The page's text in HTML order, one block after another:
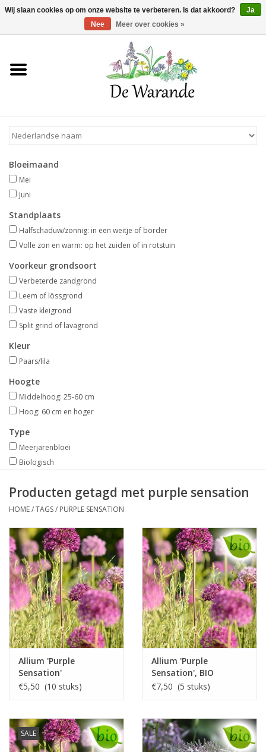
Winkelwagen >0 Artikelen - €0,00
Home
Voorjaarsbloeiers
Zomerbloeiers
Herfstbloeiers
Schaduwplanten
Aanbiedingen
Bodemverbetering
Overige producten
Onze tuinen!
Sterke Bollen Dagen
Bloeimaand
Mei
Juni
Standplaats
Halfschaduw/zonnig: in een weitje of border
Volle zon en warm: op het zuiden of in rotstuin
Voorkeur grondsoort
Verbeterde zandgrond
Leem of lössgrond
Vaste kleigrond
Split grind of lavagrond
Kleur
Paars/lila
Hoogte
Middelhoog: 25-60 cm
Hoog: 60 cm en hoger
Type
Meerjarenbloei
Biologisch
Producten getagd met purple sensation
HOME/TAGS/ PURPLE SENSATION
Allium 'Purple
Sensation'
€5,50 (10 stuks)
Allium 'Purple
Sensation', BIO
€7,50 (5 stuks)
SALE
Wij slaan cookies op om onze website te verbeteren. Is dat akkoord?
Ja
Nee
Meer over cookies »